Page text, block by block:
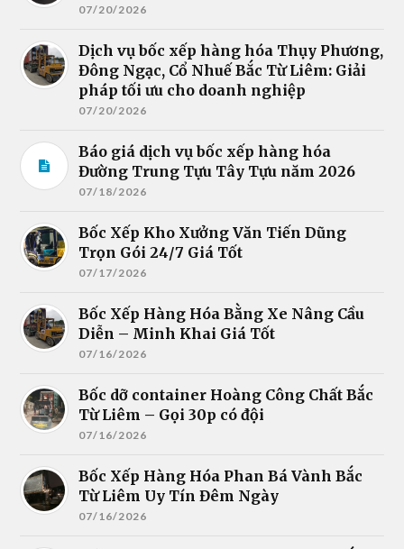
07/20/2026
Dịch vụ bốc xếp hàng hóa Thụy Phương,
Đông Ngạc, Cổ Nhuế Bắc Từ Liêm: Giải
pháp tối ưu cho doanh nghiệp
07/20/2026
Báo giá dịch vụ bốc xếp hàng hóa
Đường Trung Tựu Tây Tựu năm 2026
07/18/2026
Bốc Xếp Kho Xưởng Văn Tiến Dũng
Trọn Gói 24/7 Giá Tốt
07/17/2026
Bốc Xếp Hàng Hóa Bằng Xe Nâng Cầu
Diễn – Minh Khai Giá Tốt
07/16/2026
Bốc dỡ container Hoàng Công Chất Bắc
Từ Liêm – Gọi 30p có đội
07/16/2026
Bốc Xếp Hàng Hóa Phan Bá Vành Bắc
Từ Liêm Uy Tín Đêm Ngày
07/16/2026